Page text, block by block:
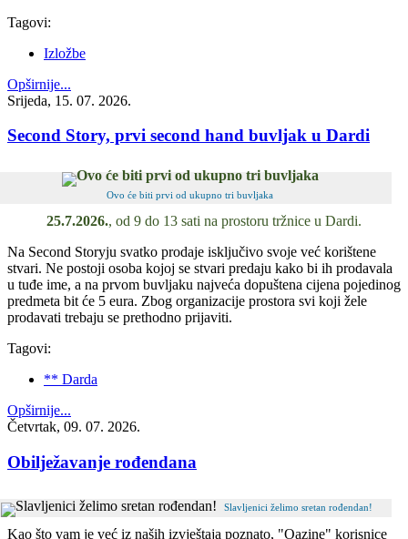
Tagovi:
Izložbe
Opširnije...
Srijeda, 15. 07. 2026.
Second Story, prvi second hand buvljak u Dardi
Ovo će biti prvi od ukupno tri buvljaka
25.7.2026., od 9 do 13 sati na prostoru tržnice u Dardi.
Na Second Storyju svatko prodaje isključivo svoje već korištene
stvari. Ne postoji osoba kojoj se stvari predaju kako bi ih prodavala
u tuđe ime, a na prvom buvljaku najveća dopuštena cijena pojedinog
predmeta bit će 5 eura. Zbog organizacije prostora svi koji žele
prodavati trebaju se prethodno prijaviti.
Tagovi:
** Darda
Opširnije...
Četvrtak, 09. 07. 2026.
Obilježavanje rođendana
Slavljenici želimo sretan rođendan!
Kao što vam je već iz naših izvještaja poznato, "Oazine" korisnice